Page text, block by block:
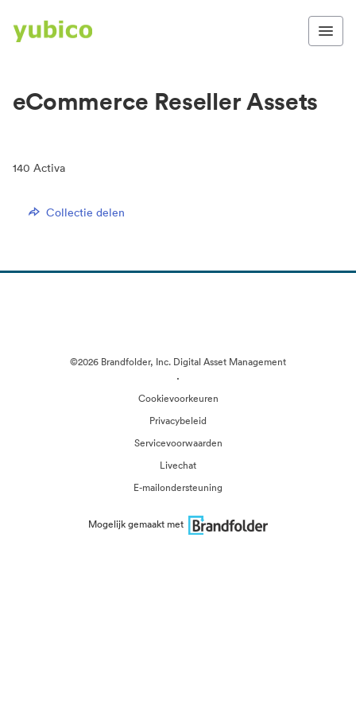
eCommerce Reseller Assets
140 Activa
Collectie delen
©2026 Brandfolder, Inc. Digital Asset Management
·
Cookievoorkeuren
Privacybeleid
Servicevoorwaarden
Livechat
E-mailondersteuning
Mogelijk gemaakt met